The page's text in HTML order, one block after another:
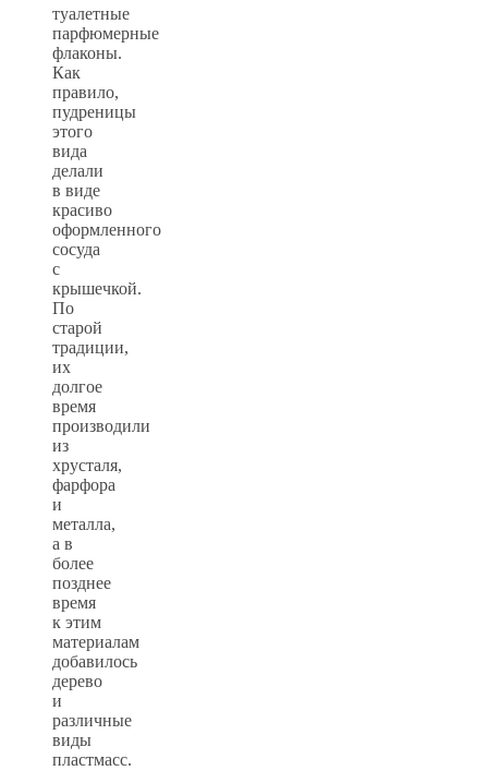
туалетные
парфюмерные
флаконы.
Как
правило,
пудреницы
этого
вида
делали
в виде
красиво
оформленного
сосуда
с
крышечкой.
По
старой
традиции,
их
долгое
время
производили
из
хрусталя,
фарфора
и
металла,
а в
более
позднее
время
к этим
материалам
добавилось
дерево
и
различные
виды
пластмасс.